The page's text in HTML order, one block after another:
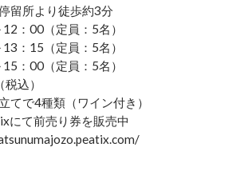
留所より徒歩約3分
：00（定員：5名）
（定員：5名）
（定員：5名）
込）
てで4種類（ワイン付き）
にて前売り券を販売中